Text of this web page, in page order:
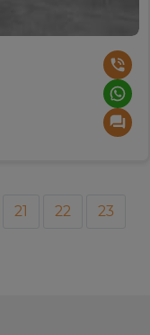
21 22
23